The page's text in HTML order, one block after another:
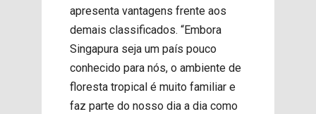
apresenta vantagens frente aos
demais classificados. “Embora
Singapura seja um país pouco
conhecido para nós, o ambiente de
floresta tropical é muito familiar e
faz parte do nosso dia a dia como